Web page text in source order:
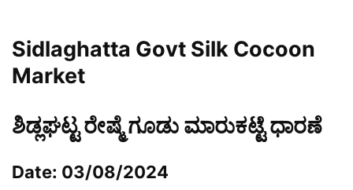
Sidlaghatta Govt Silk Cocoon
Market
ಶಿಡ್ಲಘಟ್ಟ ರೇಷ್ಮೆ ಗೂಡು ಮಾರುಕಟ್ಟೆ ಧಾರಣೆ
Date: 03/08/2024